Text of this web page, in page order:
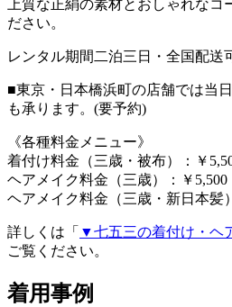
上質な正絹の素材とおしゃれなコ
ださい。
レンタル期間二泊三日・全国配送
■東京・日本橋浜町の店舗では当
も承ります。(要予約)
《各種料金メニュー》
着付け料金（三歳・被布）：￥
ヘアメイク料金（三歳）：￥5,500
ヘアメイク料金（三歳・新日本髪
詳しくは「 ▼七五三の着付け・ヘ
ご覧ください。
着用事例